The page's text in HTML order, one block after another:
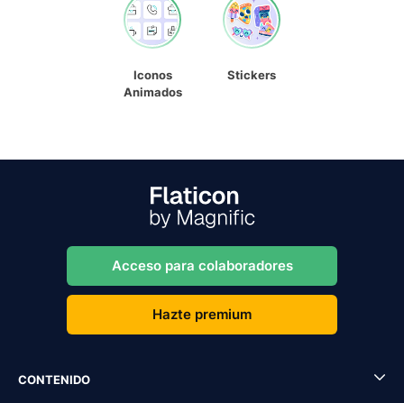
Iconos
Animados
Stickers
Acceso para colaboradores
Hazte premium
CONTENIDO